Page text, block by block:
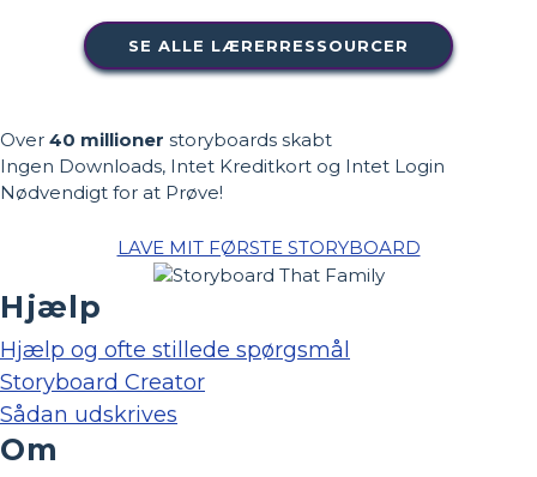
SE ALLE LÆRERRESSOURCER
Over 40 millioner storyboards skabt
Ingen Downloads, Intet Kreditkort og Intet Login
Nødvendigt for at Prøve!
LAVE MIT FØRSTE STORYBOARD
Hjælp
Hjælp og ofte stillede spørgsmål
Storyboard Creator
Sådan udskrives
Om